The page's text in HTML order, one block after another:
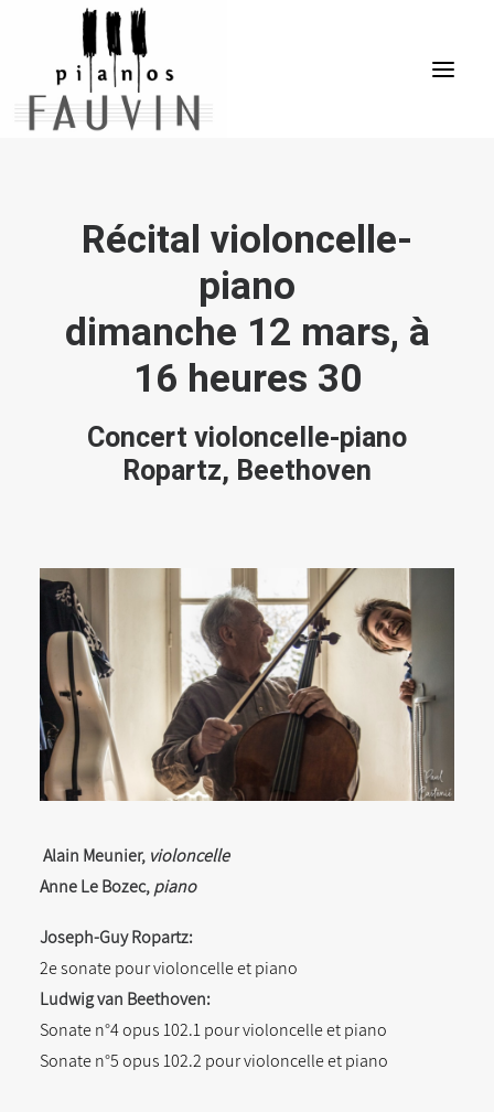
L’ENTREPRISE
LES SERVICES
CONTACT
Récital violoncelle-
piano
dimanche 12 mars, à
16 heures 30
Concert violoncelle-piano
Ropartz, Beethoven
Alain Meunier, violoncelle
Anne Le Bozec,piano
Joseph-Guy Ropartz:
2e sonate pour violoncelle et piano
Ludwig van Beethoven:
Sonate n°4 opus 102.1 pour violoncelle et piano
Sonate n°5 opus 102.2 pour violoncelle et piano